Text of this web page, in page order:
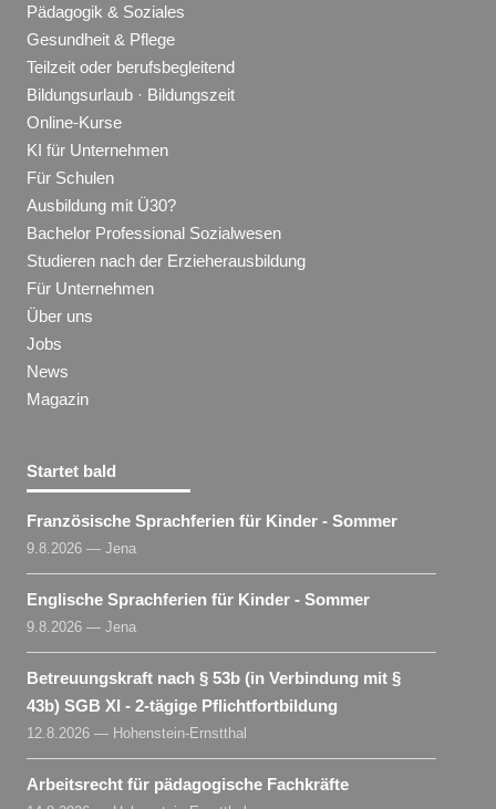
Pädagogik & Soziales
Gesundheit & Pflege
Teilzeit oder berufsbegleitend
Bildungsurlaub · Bildungszeit
Online-Kurse
KI für Unternehmen
Für Schulen
Ausbildung mit Ü30?
Bachelor Professional Sozialwesen
Studieren nach der Erzieherausbildung
Für Unternehmen
Über uns
Jobs
News
Magazin
Startet bald
Französische Sprachferien für Kinder - Sommer
9.8.2026 — Jena
Englische Sprachferien für Kinder - Sommer
9.8.2026 — Jena
Betreuungskraft nach § 53b (in Verbindung mit §
43b) SGB XI - 2-tägige Pflichtfortbildung
12.8.2026 — Hohenstein-Ernstthal
Arbeitsrecht für pädagogische Fachkräfte